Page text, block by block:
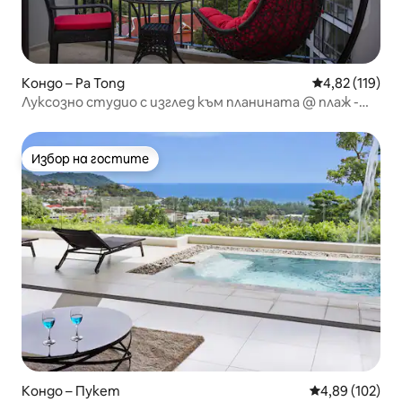
Кондо – Pa Tong Средна
4,82 (119)
Луксозно студио с изглед към планината @ плаж -
Избор на гостите
Избор на гостите
Кондо – Пукет Средна
4,89 (102)